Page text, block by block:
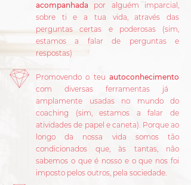
acompanhada por alguém imparcial,
sobre ti e a tua vida, através das
perguntas certas e poderosas (sim,
estamos a falar de perguntas e
respostas)
Promovendo o teu autoconhecimento
com diversas ferramentas já
amplamente usadas no mundo do
coaching (sim, estamos a falar de
atividades de papel e caneta). Porque ao
longo da nossa vida somos tão
condicionados que, às tantas, não
sabemos o que é nosso e o que nos foi
imposto pelos outros, pela sociedade.